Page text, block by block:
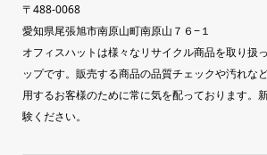
〒488-0068
愛知県尾張旭市南原山町南原山７６−１
オフィスハットは様々なリサイクル商品を取り扱
ップです。販売する商品の品質チェックや汚れな
用するお客様のために常に気を配っております。
験ください。